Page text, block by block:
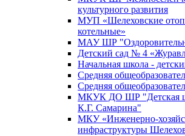
культурного развития
МУП «Шелеховские
котельные»
МАУ ШР
Детский сад № 4
Начальная школа -
Средняя
Средняя
МКУК ДО ШР "Детская
К.Г. Самарина"
МКУ «Инженерно-
инфраструктуры